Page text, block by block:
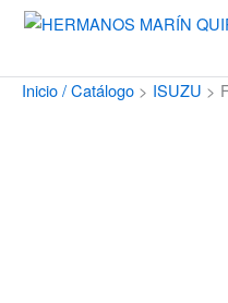
Inicio / Catálogo > ISUZU >